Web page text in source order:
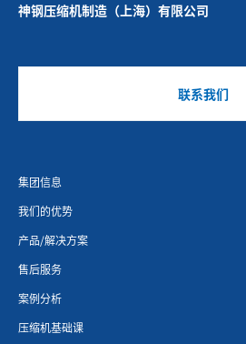
神钢压缩机制造（上海）有限公司
联系我们
集团信息
我们的优势
产品/解决方案
售后服务
案例分析
压缩机基础课